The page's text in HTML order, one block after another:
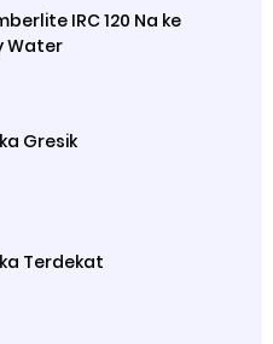
IRC 120 Na ke
Water
Gresik
Terdekat